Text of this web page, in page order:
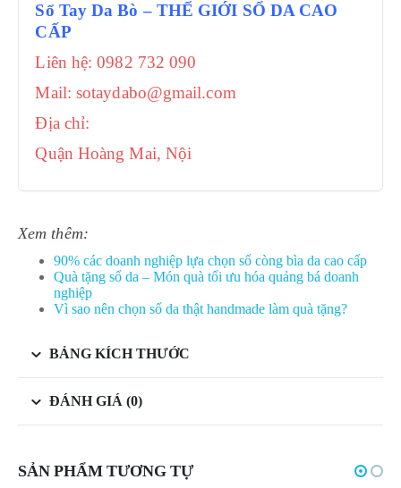
Sổ Tay Da Bò – THẾ GIỚI SỔ DA CAO
CẤP
Liên hệ: 0982 732 090
Mail: sotaydabo@gmail.com
Địa chỉ:
Quận Hoàng Mai, Nội
Xem thêm:
90% các doanh nghiệp lựa chọn sổ còng bìa da cao cấp
Quà tặng sổ da – Món quà tối ưu hóa quảng bá doanh
nghiệp
Vì sao nên chọn sổ da thật handmade làm quà tặng?
BẢNG KÍCH THƯỚC
ĐÁNH GIÁ (0)
SẢN PHẨM TƯƠNG TỰ